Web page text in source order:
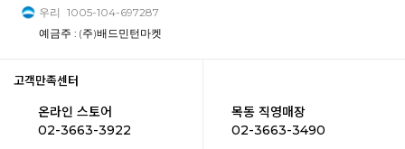
우리 1005-104-697287
예금주 : (주)배드민턴마켓
고객만족센터
온라인 스토어
02-3663-3922
목동 직영매장
02-3663-3490